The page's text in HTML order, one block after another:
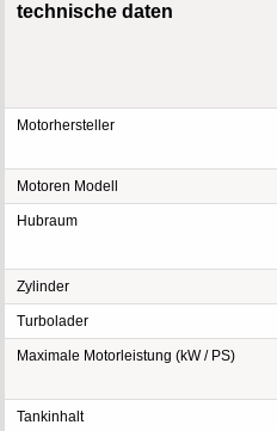
technische daten
Motorhersteller
Motoren Modell
Hubraum
Zylinder
Turbolader
Maximale Motorleistung (kW / PS)
Tankinhalt